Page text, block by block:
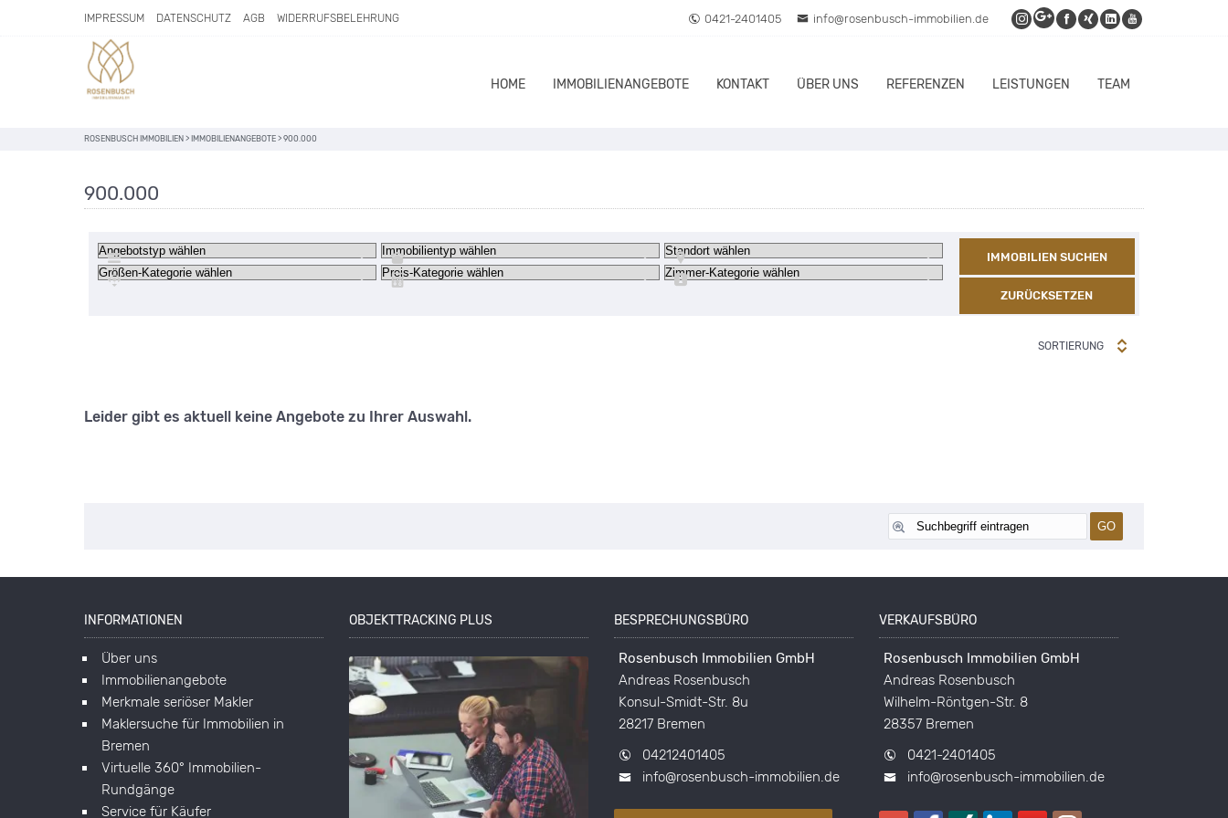
IMPRESSUM DATENSCHUTZ AGB WIDERRUFSBELEHRUNG 0421-2401405 info@rosenbusch-immobilien.de
HOME IMMOBILIENANGEBOTE KONTAKT ÜBER UNS REFERENZEN LEISTUNGEN TEAM
ROSENBUSCH IMMOBILIEN > IMMOBILIENANGEBOTE > 900.000
900.000
IMMOBILIEN SUCHEN
ZURÜCKSETZEN
SORTIERUNG
Leider gibt es aktuell keine Angebote zu Ihrer Auswahl.
INFORMATIONEN
Über uns
Immobilienangebote
Merkmale seriöser Makler
Maklersuche für Immobilien in
Bremen
Virtuelle 360° Immobilien-
Rundgänge
Service für Käufer
OBJEKTTRACKING PLUS BESPRECHUNGSBÜRO
Rosenbusch Immobilien GmbH
Andreas Rosenbusch
Konsul-Smidt-Str. 8u
28217 Bremen
04212401405
info@rosenbusch-immobilien.de
VERKAUFSBÜRO
Rosenbusch Immobilien GmbH
Andreas Rosenbusch
Wilhelm-Röntgen-Str. 8
28357 Bremen
0421-2401405
info@rosenbusch-immobilien.de